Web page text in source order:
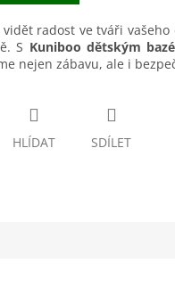
radost ve tváři
S Kuniboo dětským
nejen zábavu, ale i
HLÍDAT SDÍLET